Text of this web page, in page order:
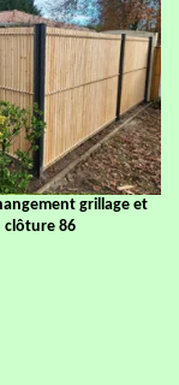
grillage et
clôture 86